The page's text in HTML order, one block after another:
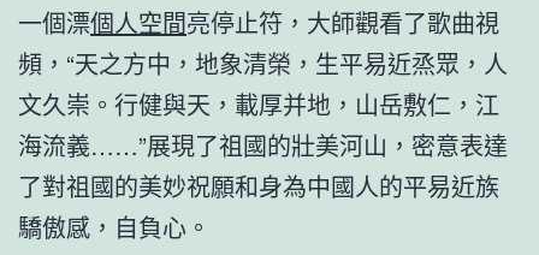
一個漂個人空間亮停止符，大師觀看了歌曲視
頻，“天之方中，地象清榮，生平易近烝眾，人
文久崇。行健與天，載厚并地，山岳敷仁，江
海流義……”展現了祖國的壯美河山，密意表達
了對祖國的美妙祝願和身為中國人的平易近族
驕傲感，自負心。